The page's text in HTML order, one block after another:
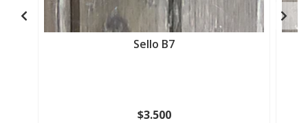
Sello B7
$3.500